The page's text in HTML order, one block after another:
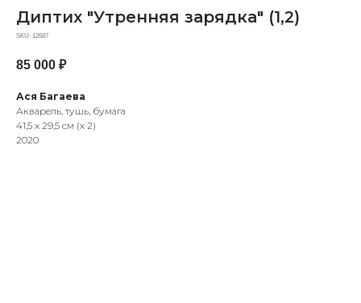
Диптих "Утренняя зарядка" (1,2)
SKU: 12687
85 000 ₽
Ася Багаева
Акварель, тушь, бумага
41,5 х 29,5 см (х 2)
2020